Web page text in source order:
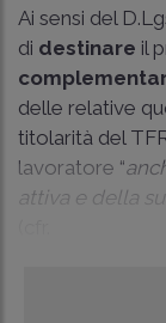
Ai sensi del
di destinare il
delle relative
titolarità del
lavoratore “
attiva e della